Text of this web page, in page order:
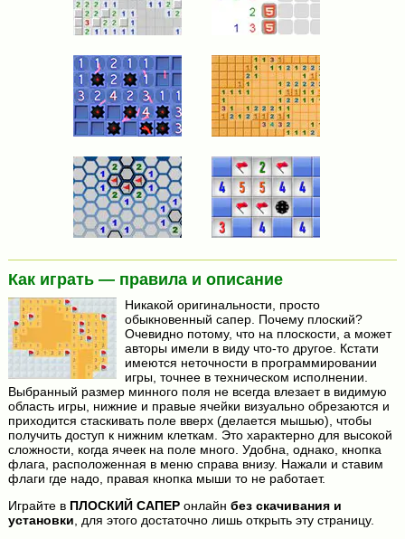
Как играть — правила и описание
Никакой оригинальности, просто
обыкновенный сапер. Почему плоский?
Очевидно потому, что на плоскости, а может
авторы имели в виду что-то другое. Кстати
имеются неточности в программировании
игры, точнее в техническом исполнении.
Выбранный размер минного поля не всегда влезает в видимую
область игры, нижние и правые ячейки визуально обрезаются и
приходится стаскивать поле вверх (делается мышью), чтобы
получить доступ к нижним клеткам. Это характерно для высокой
сложности, когда ячеек на поле много. Удобна, однако, кнопка
флага, расположенная в меню справа внизу. Нажали и ставим
флаги где надо, правая кнопка мыши то не работает.
Играйте в ПЛОСКИЙ САПЕРонлайн без скачивания и
установки , для этого достаточно лишь открыть эту страницу.